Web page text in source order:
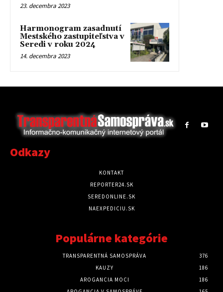
23. decembra 2023
Harmonogram zasadnutí
Mestského zastupiteľstva v
Seredi v roku 2024
14. decembra 2023
Odkazy
KONTAKT
REPORTER24.SK
SEREDONLINE.SK
NAEXPEDICIU.SK
Populárne kategórie
TRANSPARENTNÁ SAMOSPRÁVA
376
KAUZY
186
AROGANCIA MOCI
186